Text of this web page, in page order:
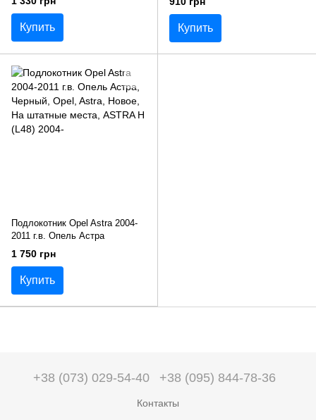
Купить
Опель Астра
Купить
Подлокотник Opel Astra 2004-
2011 г.в. Опель Астра
1 750 грн
Купить
+38 (073) 029-54-40 +38 (095) 844-78-36
Контакты